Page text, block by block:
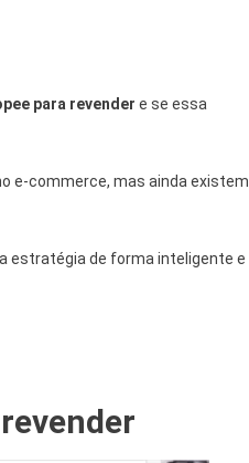
para revender e se essa
e-commerce, mas ainda existem
estratégia de forma inteligente e